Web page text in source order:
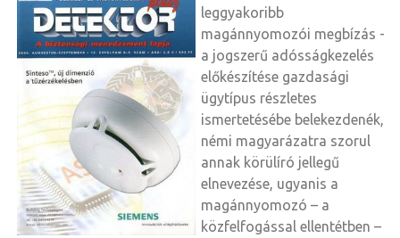
leggyakoribb
magánnyomozói megbízás -
a jogszerű adósságkezelés
előkészítése gazdasági
ügytípus részletes
ismertetésébe belekezdenék,
némi magyarázatra szorul
annak körülíró jellegű
elnevezése, ugyanis a
magánnyomozó – a
közfelfogással ellentétben –